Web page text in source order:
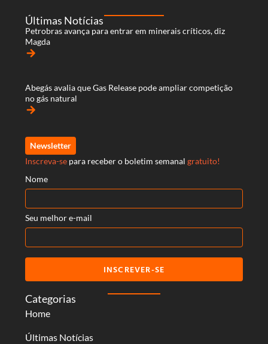
Categorias
Home
Últimas Notícias
Últimas Notícias
Petrobras avança para entrar em minerais críticos, diz
Magda
arrow_forward
Abegás avalia que Gas Release pode ampliar competição
no gás natural
arrow_forward
Newsletter
Inscreva-se para receber o boletim semanal gratuito!
Nome
Seu melhor e-mail
INSCREVER-SE